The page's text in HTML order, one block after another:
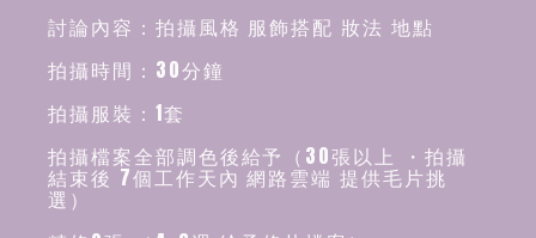
討論內容：拍攝風格 服飾搭配 妝法 地點
拍攝時間：30分鐘
拍攝服裝：1套
拍攝檔案全部調色後給予（30張以上 ・拍攝
結束後 7個工作天內 網路雲端 提供毛片挑
選）